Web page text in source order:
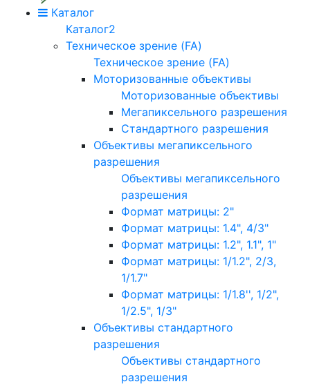
Каталог
Каталог2
Техническое зрение (FA)
Техническое зрение (FA)
Моторизованные объективы
Моторизованные объективы
Мегапиксельного разрешения
Стандартного разрешения
Объективы мегапиксельного
разрешения
Объективы мегапиксельного
разрешения
Формат матрицы: 2"
Формат матрицы: 1.4", 4/3"
Формат матрицы: 1.2", 1.1", 1"
Формат матрицы: 1/1.2", 2/3,
1/1.7"
Формат матрицы: 1/1.8'', 1/2",
1/2.5", 1/3"
Объективы стандартного
разрешения
Объективы стандартного
разрешения